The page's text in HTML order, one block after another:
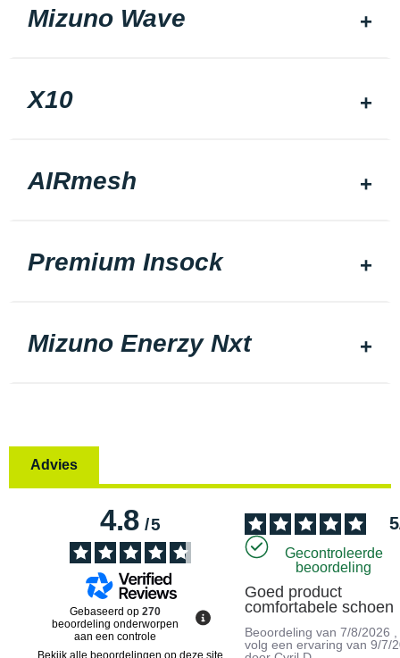
Mizuno Wave
X10
AIRmesh
Premium Insock
Mizuno Enerzy Nxt
Advies
4.8/5
Gebaseerd op 270
beoordeling onderworpen
aan een controle
Bekijk alle beoordelingen op deze site
5
Gecontroleerde
beoordeling
Goed product
comfortabele schoen
Beoordeling van7/8/2026
volg een ervaring van9/7/